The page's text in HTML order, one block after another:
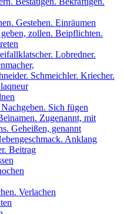
Gestehen. Einräumen
zollen. Beipflichten.
Lobredner.
Schmeichler. Kriecher.
Sich fügen
Zugenannt, mit
Geheißen, genannt
Anklang
Beitrag
Verlachen